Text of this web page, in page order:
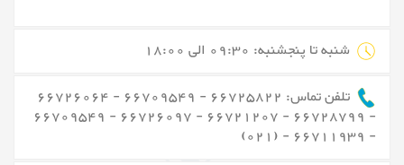
شنبه تا پنجشنبه: 09:30 الی 18:00
تلفن تماس: 66725822 - 66709549 - 66726064
- 66728799 - 66721207 - 66726097 - 66709549
- 66711939 - (021)